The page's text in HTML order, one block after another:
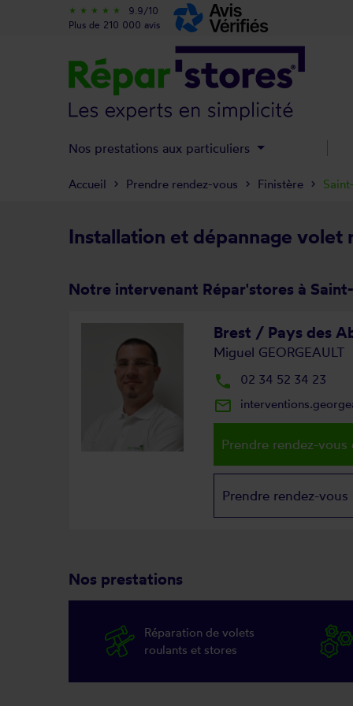
Installation et dépannage volet
Notre intervenant Répar'stores à
Brest / Pays des
Miguel GEORGEAULT
local_phone 02 34 52 34 23
mail_outline
Prendre rendez-vous
Prendre rendez-vous
Nos prestations
Réparation de volets
roulants et stores
Accueil Prendre rendez-vous Finistère
star_rate star_rate star_rate star_rate star_rate
9.9/10
Plus de 210 000 avis
Nos prestations aux particuliers